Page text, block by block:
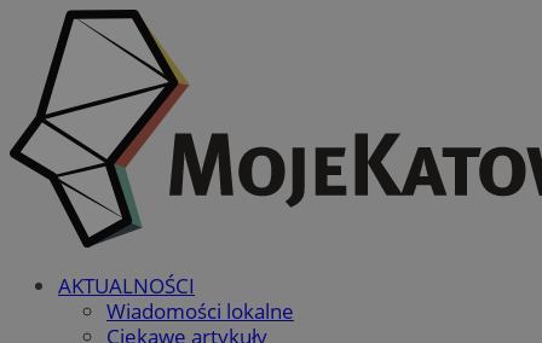
AKTUALNOŚCI
Wiadomości lokalne
Ciekawe artykuły